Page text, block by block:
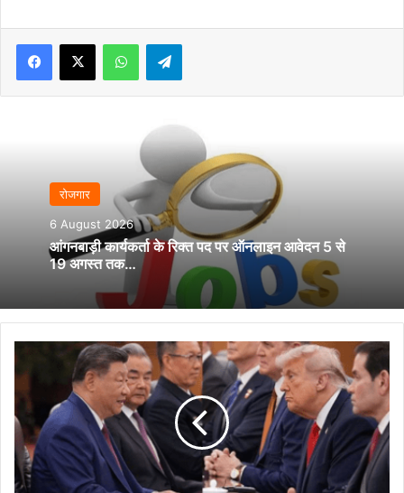
Facebook
X WhatsAppTelegram
रोजगार
6 August 2026
आंगनबाड़ी कार्यकर्ता के रिक्त पद पर ऑनलाइन आवेदन 5 से
19 अगस्त तक…
Trump-
Xi
Meeting:
बीजिंग
में
ट्रंप
और